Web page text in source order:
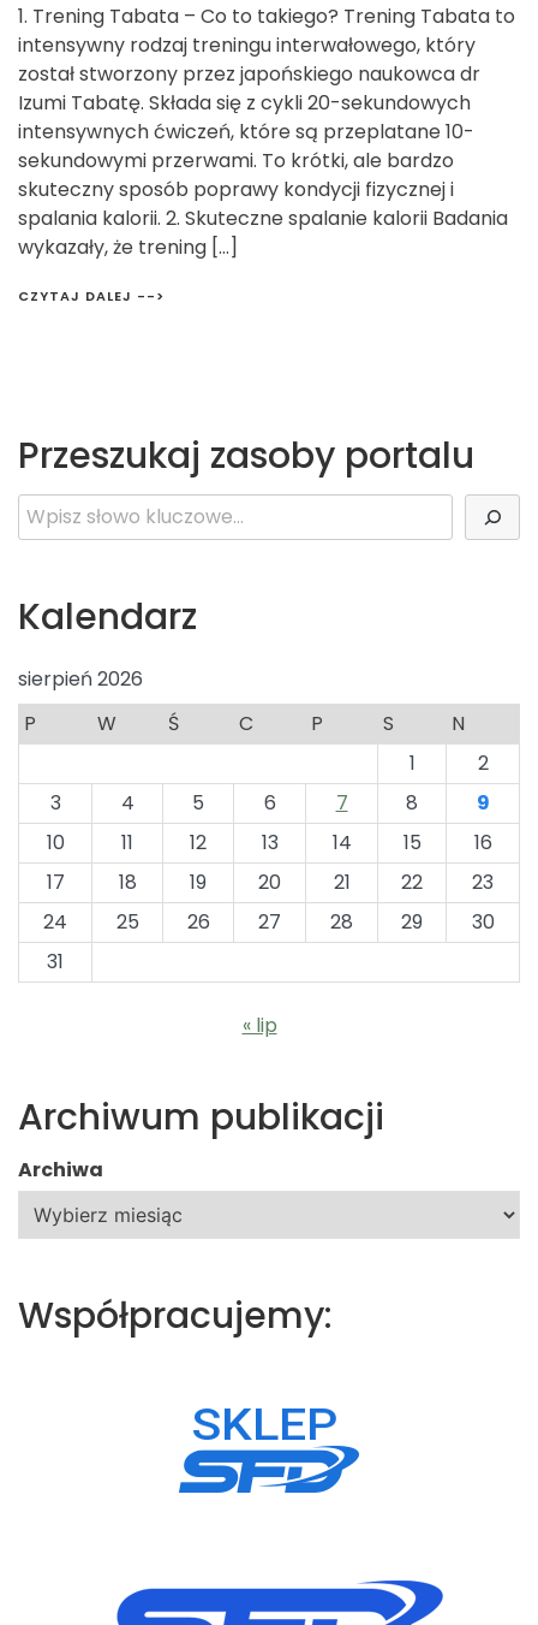
1. Trening Tabata – Co to takiego? Trening Tabata to
intensywny rodzaj treningu interwałowego, który
został stworzony przez japońskiego naukowca dr
Izumi Tabatę. Składa się z cykli 20-sekundowych
intensywnych ćwiczeń, które są przeplatane 10-
sekundowymi przerwami. To krótki, ale bardzo
skuteczny sposób poprawy kondycji fizycznej i
spalania kalorii. 2. Skuteczne spalanie kalorii Badania
wykazały, że trening […]
CZYTAJ DALEJ -->
Przeszukaj zasoby portalu
Szukaj
Kalendarz
sierpień 2026
P
W Ś C P S
N
1
2
3
4 5 6 7 8
9
10
11 12 13 14 15
16
17
18 19 20 21 22
23
24
25 26 27 28 29
30
31
« lip
Archiwum publikacji
Archiwa
Współpracujemy: